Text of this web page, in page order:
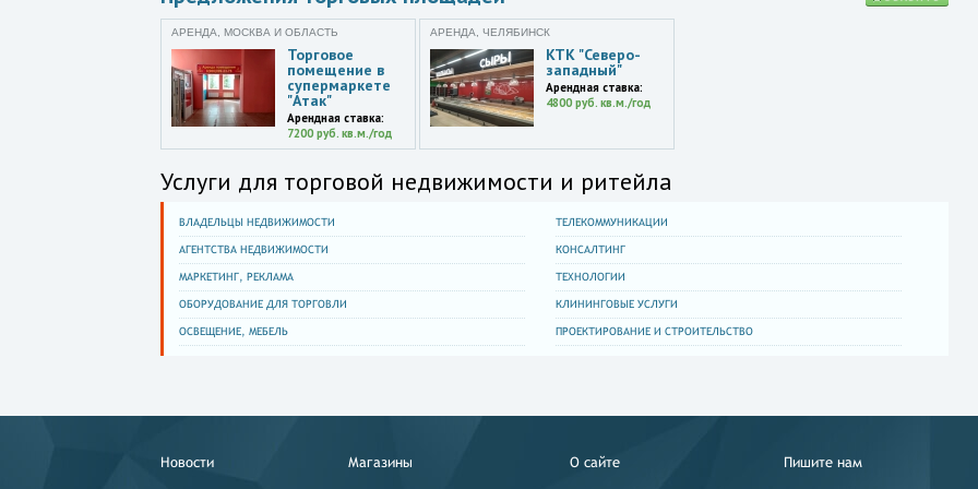
АРЕНДА, МОСКВА И ОБЛАСТЬ
Торговое
помещение в
супермаркете
"Атак"
Арендная ставка:
7200 руб. кв.м./год
АРЕНДА, ЧЕЛЯБИНСК
КТК "Северо-
западный"
Арендная ставка:
4800 руб. кв.м./год
Услуги для торговой недвижимости и ритейла
ВЛАДЕЛЬЦЫ НЕДВИЖИМОСТИ ТЕЛЕКОММУНИКАЦИИ
АГЕНТСТВА НЕДВИЖИМОСТИ КОНСАЛТИНГ
МАРКЕТИНГ, РЕКЛАМА ТЕХНОЛОГИИ
ОБОРУДОВАНИЕ ДЛЯ ТОРГОВЛИ КЛИНИНГОВЫЕ УСЛУГИ
ОСВЕЩЕНИЕ, МЕБЕЛЬ ПРОЕКТИРОВАНИЕ И СТРОИТЕЛЬСТВО
Новости
Магазины
О сайте
Пишите нам